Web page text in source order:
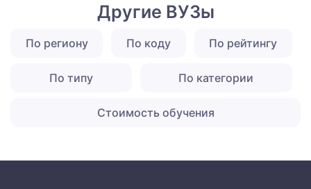
Другие ВУЗы
По региону По коду По рейтингу
По типу По категории
Стоимость обучения